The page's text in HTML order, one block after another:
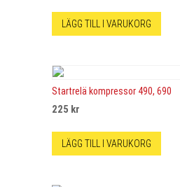
LÄGG TILL I VARUKORG
Startrelä kompressor 490, 690
225 kr
LÄGG TILL I VARUKORG